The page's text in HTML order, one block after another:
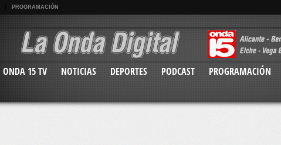
PROGRAMACIÓN
ONDA 15 TV NOTICIAS DEPORTES PODCAST PROGRAMACIÓN